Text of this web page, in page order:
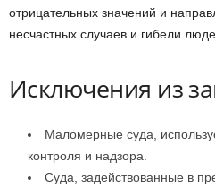
отрицательных значений и
несчастных случаев и гибели
Исключения из
Маломерные суда,
контроля и надзора.
Суда, задействованные в